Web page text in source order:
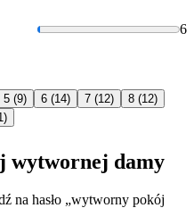
6
5 (9) 6 (14) 7 (12) 8 (12)
wytwornej damy
na hasło „wytworny pokój